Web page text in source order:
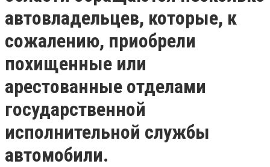
автовладельцев, которые, к
сожалению, приобрели
похищенные или
арестованные отделами
государственной
исполнительной службы
автомобили.